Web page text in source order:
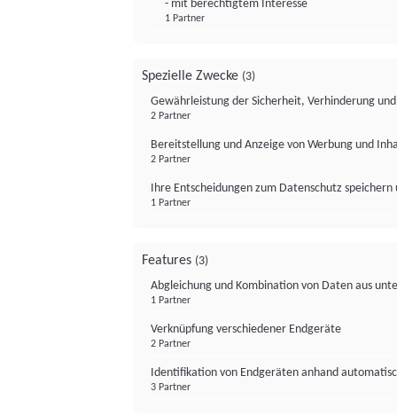
- mit berechtigtem Interesse
1 Partner
Spezielle Zwecke (3)
Gewährleistung der Sicherheit, Verhinderung
2 Partner
Bereitstellung und Anzeige von Werbung und
2 Partner
Ihre Entscheidungen zum Datenschutz
1 Partner
Features (3)
Abgleichung und Kombination von Daten aus
1 Partner
Verknüpfung verschiedener Endgeräte
2 Partner
Identifikation von Endgeräten anhand
3 Partner